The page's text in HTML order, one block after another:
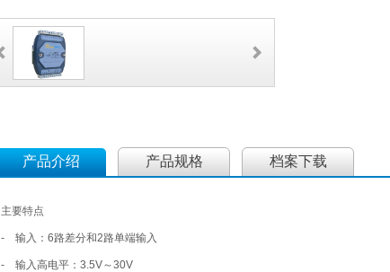
产品介绍 产品规格 档案下载
主要特点
- 输入：6路差分和2路单端输入
- 输入高电平：3.5V～30V